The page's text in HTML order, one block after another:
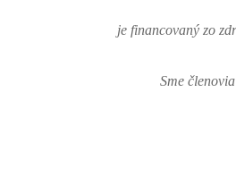
je financovaný zo
Sme